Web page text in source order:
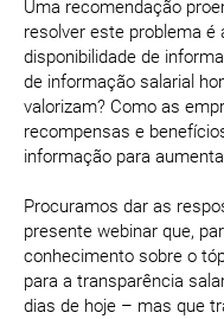
Uma recomendação
resolver este problema
disponibilidade de
de informação salarial
valorizam? Como as
recompensas e
informação para
Procuramos dar as
presente webinar que,
conhecimento sobre o
para a transparência
dias de hoje – mas que